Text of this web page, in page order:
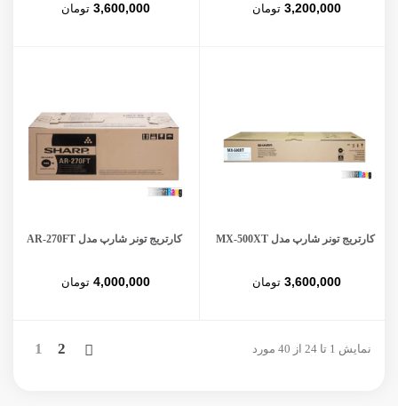
3,200,000 تومان 3,600,000 تومان
کارتریج تونر شارپ مدل MX-500XT
3,600,000 تومان
کارتریج تونر شارپ مدل AR-270FT
4,000,000 تومان
نمایش 1 تا 24 از 40 مورد 1 2
بعدی